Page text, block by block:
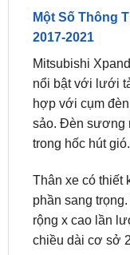
Mitsubishi
nổi bật với lưới
hợp với cụm
sảo. Đèn sương
trong hốc hút gió.
Thân xe có thiết
rộng x cao lần
chiều dài cơ sở
Phần đuôi xe